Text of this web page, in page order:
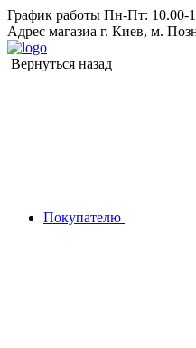
График работы Пн-Пт: 10.00-
Адрес магазиа г. Киев, м.
Вернуться назад
Покупателю